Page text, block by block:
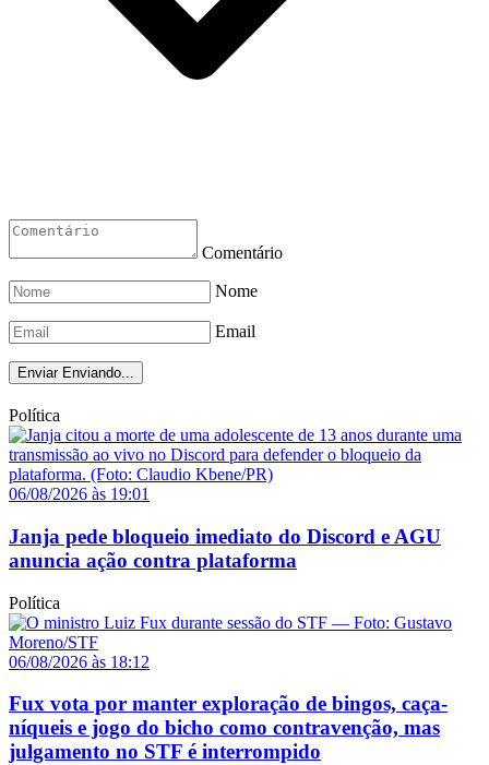
Comentário
Nome
Email
Enviar Enviando...
Política
06/08/2026 às 19:01
Janja pede bloqueio imediato do Discord e AGU
anuncia ação contra plataforma
Política
06/08/2026 às 18:12
Fux vota por manter exploração de bingos, caça-
níqueis e jogo do bicho como contravenção, mas
julgamento no STF é interrompido